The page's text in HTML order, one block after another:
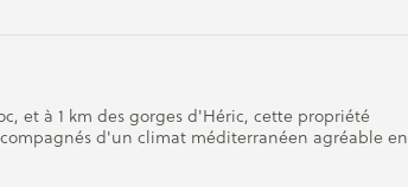
et à 1 km des gorges d'Héric, cette propriété
d'un climat méditerranéen agréable en